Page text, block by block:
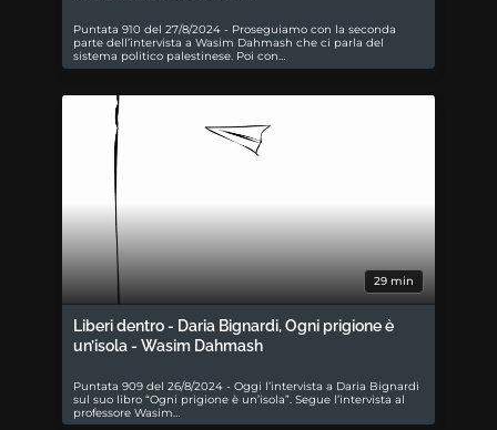
Puntata 910 del 27/8/2024 - Proseguiamo con la seconda
parte dell’intervista a Wasim Dahmash che ci parla del
sistema politico palestinese. Poi con…
29 min
Liberi dentro - Daria Bignardi, Ogni prigione è
un’isola - Wasim Dahmash
Puntata 909 del 26/8/2024 - Oggi l’intervista a Daria Bignardi
sul suo libro “Ogni prigione è un’isola”. Segue l’intervista al
professore Wasim…